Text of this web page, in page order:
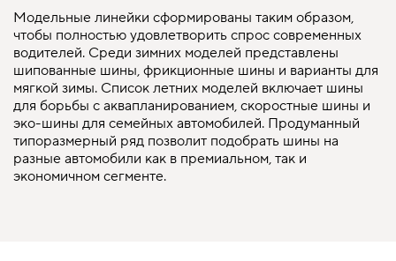
Модельные линейки сформированы таким образом,
чтобы полностью удовлетворить спрос современных
водителей. Среди зимних моделей представлены
шипованные шины, фрикционные шины и варианты для
мягкой зимы. Список летних моделей включает шины
для борьбы с аквапланированием, скоростные шины и
эко-шины для семейных автомобилей. Продуманный
типоразмерный ряд позволит подобрать шины на
разные автомобили как в премиальном, так и
экономичном сегменте.